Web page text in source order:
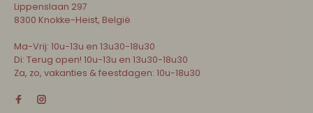
Lippenslaan 297
8300 Knokke-Heist, België
Ma-Vrij: 10u-13u en 13u30-18u30
Di: Terug open! 10u-13u en 13u30-18u30
Za, zo, vakanties & feestdagen: 10u-18u30